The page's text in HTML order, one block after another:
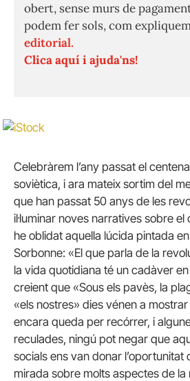
obert, sense murs de
podem fer sols, com
editorial.
Clica aquí i ajuda'ns!
Celebràrem l’any passat el
soviètica, i ara mateix sortim del
que han passat 50 anys de les
il·luminar noves narratives sobre
he oblidat aquella lúcida pintada
Sorbonne: «El que parla de la
la vida quotidiana té un cadàver
creient que «Sous els pavès, la
«els nostres» dies vénen a
encara queda per recórrer, i
reculades, ningú pot negar que
socials ens van donar l’oportunitat
mirada sobre molts aspectes de la